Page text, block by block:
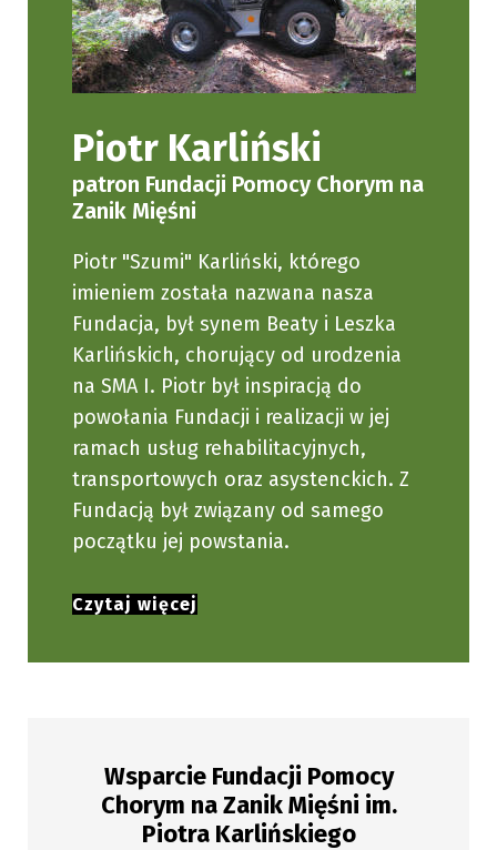
Piotr Karliński
patron Fundacji Pomocy Chorym na
Zanik Mięśni
Piotr "Szumi" Karliński, którego
imieniem została nazwana nasza
Fundacja, był synem Beaty i Leszka
Karlińskich, chorujący od urodzenia
na SMA I. Piotr był inspiracją do
powołania Fundacji i realizacji w jej
ramach usług rehabilitacyjnych,
transportowych oraz asystenckich. Z
Fundacją był związany od samego
początku jej powstania.
Czytaj więcej
Wsparcie Fundacji Pomocy
Chorym na Zanik Mięśni im.
Piotra Karlińskiego